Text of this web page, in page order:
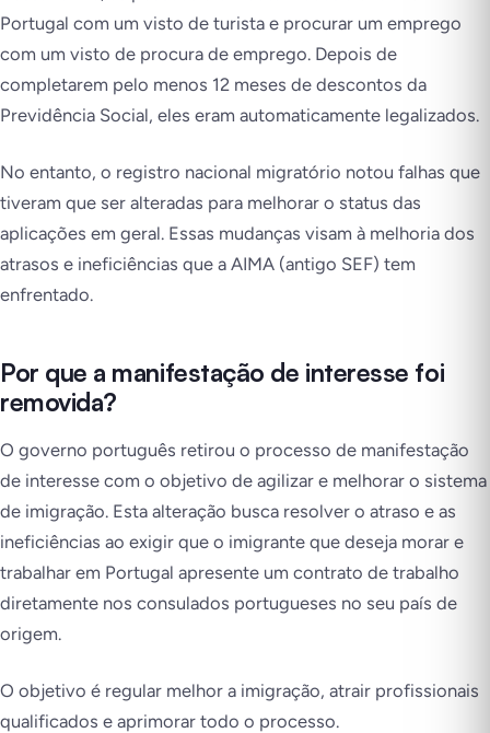
Portugal com um visto de turista e procurar um emprego
com um visto de procura de emprego. Depois de
completarem pelo menos 12 meses de descontos da
Previdência Social, eles eram automaticamente legalizados.
No entanto, o registro nacional migratório notou falhas que
tiveram que ser alteradas para melhorar o status das
aplicações em geral. Essas mudanças visam à melhoria dos
atrasos e ineficiências que a AIMA (antigo SEF) tem
enfrentado.
Por que a manifestação de interesse foi
removida?
O governo português retirou o processo de manifestação
de interesse com o objetivo de agilizar e melhorar o sistema
de imigração. Esta alteração busca resolver o atraso e as
ineficiências ao exigir que o imigrante que deseja morar e
trabalhar em Portugal apresente um contrato de trabalho
diretamente nos consulados portugueses no seu país de
origem.
O objetivo é regular melhor a imigração, atrair profissionais
qualificados e aprimorar todo o processo.